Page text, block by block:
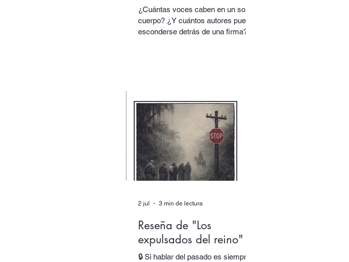
¿Cuántas voces caben en un solo
cuerpo? ¿Y cuántos autores pueden
esconderse detrás de una firma?
responsable de una parte de su
obra y de su identidad. Al final,
asistimos incluso al nacimiento de
una nueva voz. En “Autor colectivo”,
el nuevo episodio del podcast de
Quimera, traslada
Reseña de "Los
expulsados del reino"
🔒 Si hablar del pasado es siempre,
2 jul 3 min de lectura